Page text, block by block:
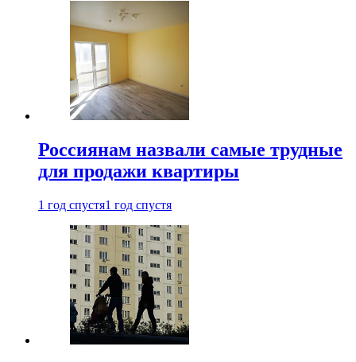
Россиянам назвали самые трудные
для продажи квартиры
1 год спустя1 год спустя